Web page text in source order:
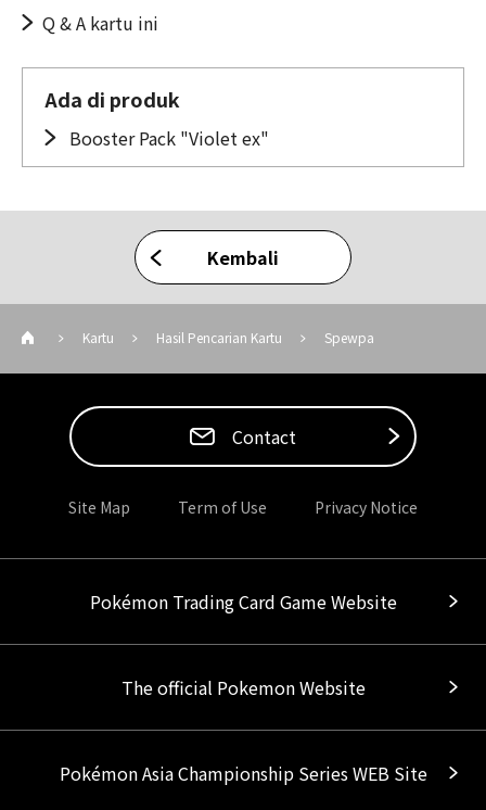
Q & A kartu ini
Ada di produk
Booster Pack "Violet ex"
Kembali
Kartu Hasil Pencarian Kartu Spewpa
Contact
Site Map Term of Use Privacy Notice
Pokémon Trading Card Game Website
The official Pokemon Website
Pokémon Asia Championship Series WEB Site